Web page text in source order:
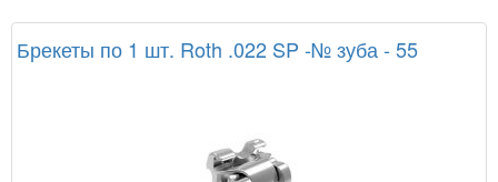
Брекеты по 1 шт. Roth .022 SP -№ зуба - 55